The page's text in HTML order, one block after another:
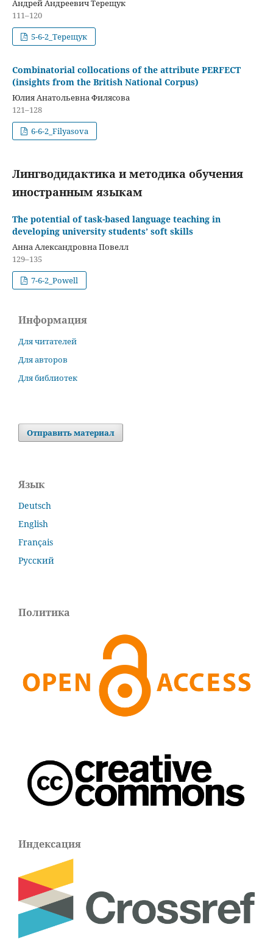
Андрей Андреевич Терещук
111–120
5-6-2_Терещук
Combinatorial collocations of the attribute PERFECT
(insights from the British National Corpus)
Юлия Анатольевна Филясова
121–128
6-6-2_Filyasova
Лингводидактика и методика обучения
иностранным языкам
The potential of task-based language teaching in
developing university students’ soft skills
Анна Александровна Повелл
129–135
7-6-2_Powell
Информация
Для читателей
Для авторов
Для библиотек
Отправить материал
Язык
Deutsch
English
Français
Русский
Политика
Индексация